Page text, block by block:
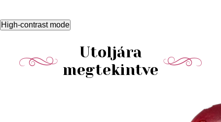
High-contrast mode
Utoljára
megtekintve